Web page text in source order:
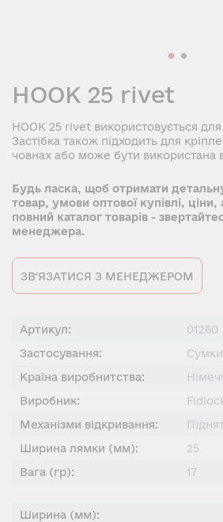
HOOK 25 rivet
HOOK 25 rivet використовується
Застібка також підходить для
човнах або може бути використана в
Будь ласка, щоб отримати
товар, умови оптової купівлі,
повний каталог товарів -
менеджера.
ЗВ'ЯЗАТИСЯ З МЕНЕДЖЕРОМ
Артикул:
01260
Застосування:
Країна виробнитства:
Виробник:
Механізми відкривання:
Ширина лямки (мм):
25
Вага (гр):
17
Ширина (мм):